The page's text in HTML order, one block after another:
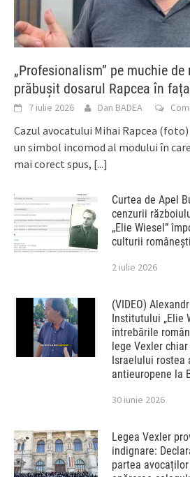
„Profesionalism” pe muchie
prăbușit dosarul Rapcea în
7 iulie 2026 Dan BADEA
Cazul avocatului Mihai Rapcea
un simbol incomod al modului în
mai corect spus, [...]
Curtea de Apel
cenzurii
„Elie Wiesel”
culturii românești
2 iulie 2026
(VIDEO)
Institutului „Elie
întrebările
lege Vexler
Israelului rostea
antieuropene la
30 iunie 2026
Legea Vexler
indignare:
partea